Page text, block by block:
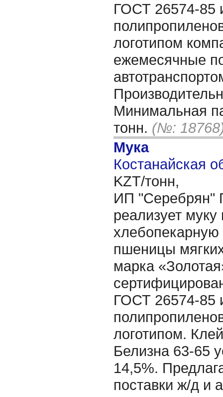
ГОСТ 26574-85
логотипом
ежемесячные
Минимальная
тонн. (№:
Мука
Костанайская
KZT/тонн,
ИП "Серебрян"
реализует
хлебопекарную
пшеницы
марка
ГОСТ 26574-85
логотипом.
Белизна 63-65
14,5%.
поставки ж/д и